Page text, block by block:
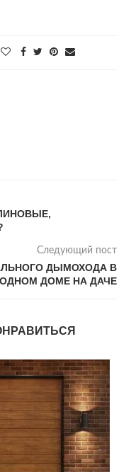
Следующий пост
ДЫМОХОДА В
ДОМЕ НА ДАЧЕ